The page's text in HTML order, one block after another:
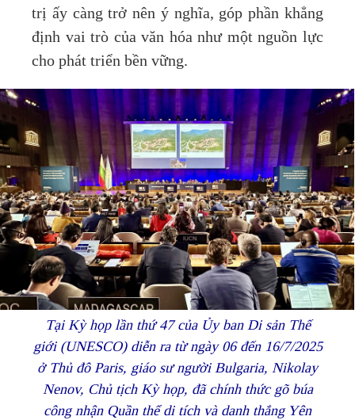
trị ấy càng trở nên ý nghĩa, góp phần khẳng
định vai trò của văn hóa như một nguồn lực
cho phát triển bền vững.
Tại Kỳ họp lần thứ 47 của Ủy ban Di sản Thế
giới (UNESCO) diễn ra từ ngày 06 đến 16/7/2025
ở Thủ đô Paris, giáo sư người Bulgaria, Nikolay
Nenov, Chủ tịch Kỳ họp, đã chính thức gõ búa
công nhận Quần thể di tích và danh thắng Yên